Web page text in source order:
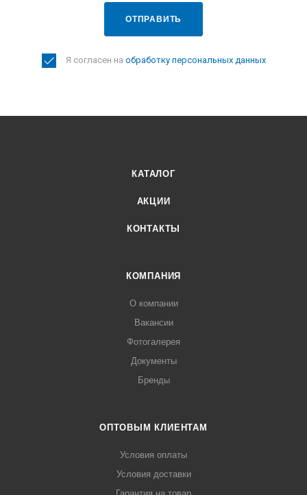
ОТПРАВИТЬ
Я согласен на обработку персональных данных
КАТАЛОГ
АКЦИИ
КОНТАКТЫ
КОМПАНИЯ
О компании
Вакансии
Фотогалерея
Документы
Бренды
ОПТОВЫМ КЛИЕНТАМ
Условия оплаты
Условия доставки